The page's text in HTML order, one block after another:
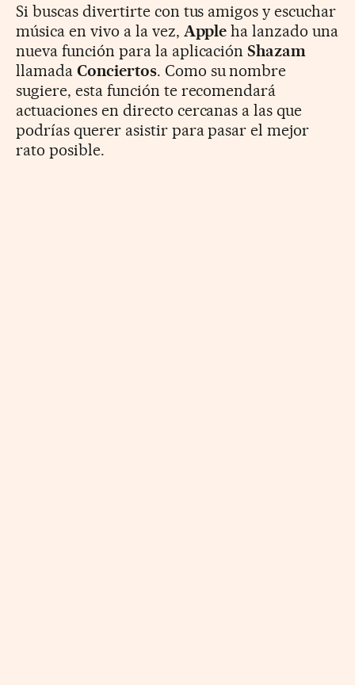
Si buscas divertirte con tus amigos y escuchar
música en vivo a la vez, Apple ha lanzado una
nueva función para la aplicaciónShazam
llamada Conciertos. Como su nombre
sugiere, esta función te recomendará
actuaciones en directo cercanas a las que
podrías querer asistir para pasar el mejor
rato posible.